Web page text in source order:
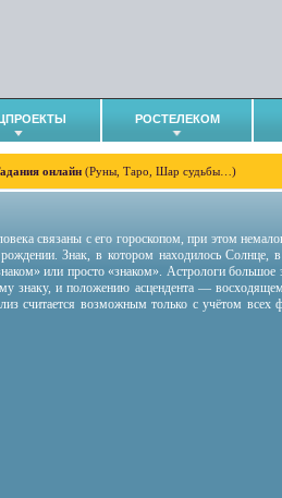
РОСТЕЛЕКОМ
онлайн (Руны, Таро, Шар судьбы…)
связаны с его гороскопом, при этом
Знак, в котором находилось Солнце,
или просто «знаком». Астрологи большое
знаку, и положению асцендента —
считается возможным только с учётом всех